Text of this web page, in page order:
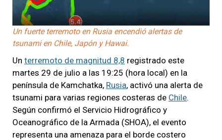
Un fuerte terremoto en Rusia encendió alertas de
tsunami en Chile, Japón y Hawai.
Un terremoto de magnitud 8,8 registrado este
martes 29 de julio a las 19:25 (hora local) en la
península de Kamchatka, Rusia, activó una alerta de
tsunami para varias regiones costeras de Chile.
Según confirmó el Servicio Hidrográfico y
Oceanográfico de la Armada (SHOA), el evento
representa una amenaza para el borde costero